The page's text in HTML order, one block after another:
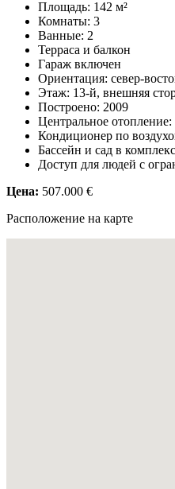
Площадь: 142 м²
Комнаты: 3
Ванные: 2
Терраса и балкон
Гараж включен
Ориентация: север-
Этаж: 13-й, внешняя
Построено: 2009
Центральное отопление:
Кондиционер по
Бассейн и сад в
Доступ для людей с
Цена: 507.000 €
Расположение на карте